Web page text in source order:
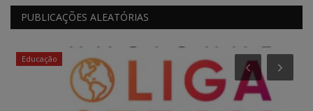
PUBLICAÇÕES ALEATÓRIAS
Educação